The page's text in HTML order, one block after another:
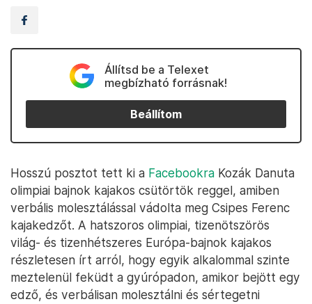
Állítsd be a Telexet
megbízható forrásnak!
Beállítom
Hosszú posztot tett ki a Facebookra Kozák Danuta
olimpiai bajnok kajakos csütörtök reggel, amiben
verbális molesztálással vádolta meg Csipes Ferenc
kajakedzőt. A hatszoros olimpiai, tizenötszörös
világ- és tizenhétszeres Európa-bajnok kajakos
részletesen írt arról, hogy egyik alkalommal szinte
meztelenül feküdt a gyúrópadon, amikor bejött egy
edző, és verbálisan molesztálni és sértegetni